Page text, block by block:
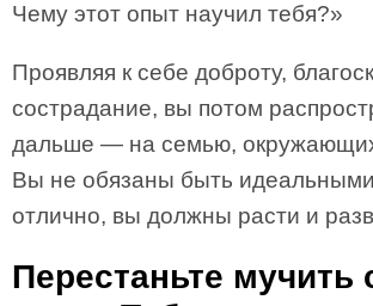
Чему этот опыт научил тебя?»
Проявляя к себе доброту,
сострадание, вы потом
дальше — на семью,
Вы не обязаны быть
отлично, вы должны расти и
Перестаньте мучить